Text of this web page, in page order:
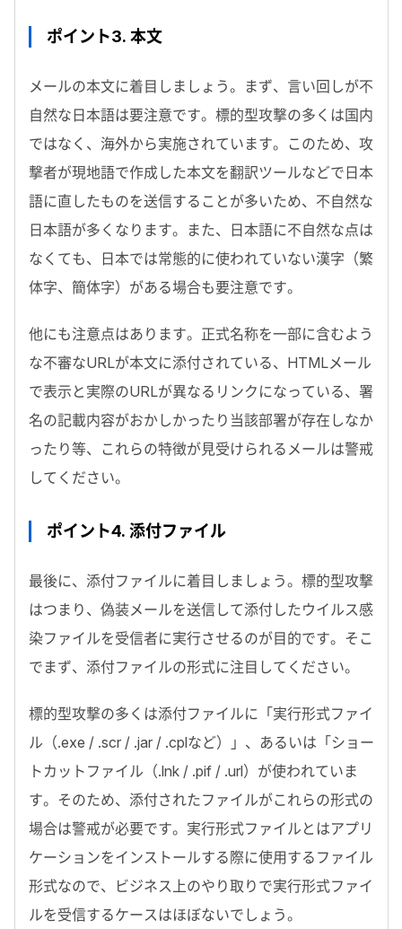
ポイント3. 本文
メールの本文に着目しましょう。まず、言い回しが不
自然な日本語は要注意です。標的型攻撃の多くは国内
ではなく、海外から実施されています。このため、攻
撃者が現地語で作成した本文を翻訳ツールなどで日本
語に直したものを送信することが多いため、不自然な
日本語が多くなります。また、日本語に不自然な点は
なくても、日本では常態的に使われていない漢字（繁
体字、簡体字）がある場合も要注意です。
他にも注意点はあります。正式名称を一部に含むよう
な不審なURLが本文に添付されている、HTMLメール
で表示と実際のURLが異なるリンクになっている、署
名の記載内容がおかしかったり当該部署が存在しなか
ったり等、これらの特徴が見受けられるメールは警戒
してください。
ポイント4. 添付ファイル
最後に、添付ファイルに着目しましょう。標的型攻撃
はつまり、偽装メールを送信して添付したウイルス感
染ファイルを受信者に実行させるのが目的です。そこ
でまず、添付ファイルの形式に注目してください。
標的型攻撃の多くは添付ファイルに「実行形式ファイ
ル（.exe / .scr / .jar / .cplなど）」、あるいは「ショー
トカットファイル（.lnk / .pif / .url）が使われていま
す。そのため、添付されたファイルがこれらの形式の
場合は警戒が必要です。実行形式ファイルとはアプリ
ケーションをインストールする際に使用するファイル
形式なので、ビジネス上のやり取りで実行形式ファイ
ルを受信するケースはほぼないでしょう。